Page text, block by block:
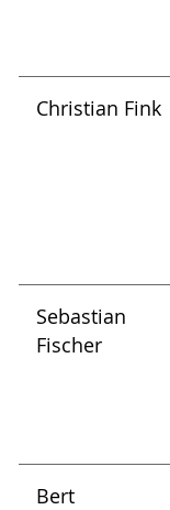
Christian Fink
Sebastian
Fischer
Bert